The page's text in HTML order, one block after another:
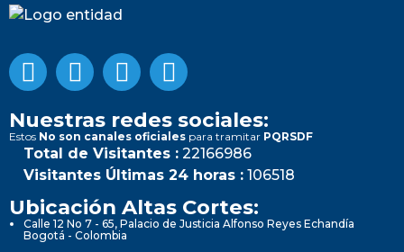
Nuestras redes sociales:
Estos No son canales oficiales para tramitar PQRSDF
Total de Visitantes : 22166986
Visitantes Últimas 24 horas : 106518
Ubicación Altas Cortes:
Calle 12 No 7 - 65, Palacio de Justicia Alfonso Reyes Echandía
Bogotá - Colombia